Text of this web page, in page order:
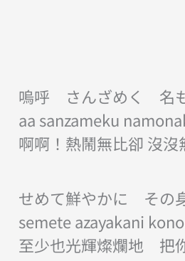
嗚呼 さんざめく 名
aa sanzameku
啊啊！熱鬧無比卻 沒沒
せめて鮮やかに その
semete azayakani
至少也光輝燦爛地 把